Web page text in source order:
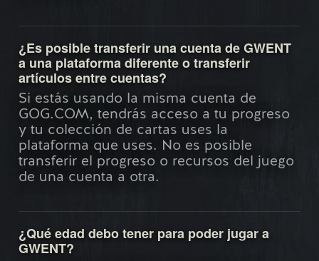
¿Es posible transferir una cuenta de GWENT
a una plataforma diferente o transferir
artículos entre cuentas?
Si estás usando la misma cuenta de
GOG.COM, tendrás acceso a tu progreso
y tu colección de cartas uses la
plataforma que uses. No es posible
transferir el progreso o recursos del juego
de una cuenta a otra.
¿Qué edad debo tener para poder jugar a
GWENT?